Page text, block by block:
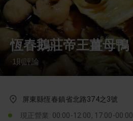
恆春鵝莊帝王薑母鴨
·1 則評論
屏東縣恆春鎮省北路374之3號
現正營業: 00:00-12:00, 17:00-00:00